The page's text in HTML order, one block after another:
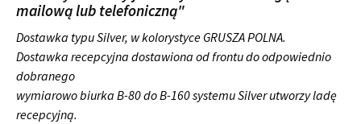
mailową lub telefoniczną"
Dostawka typu Silver, w kolorystyce GRUSZA POLNA.
Dostawka recepcyjna dostawiona od frontu do odpowiednio
dobranego
wymiarowo biurka B-80 do B-160 systemu Silver utworzy ladę
recepcyjną.